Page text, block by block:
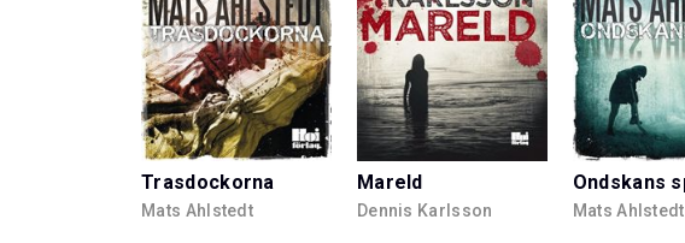
Trasdockorna
Mats Ahlstedt
Mareld
Dennis Karlsson
Ondskans
Mats Ahlstedt